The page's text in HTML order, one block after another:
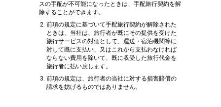
スの手配が不可能になったときは、手配旅行契約を解
除することができます。
前項の規定に基づいて手配旅行契約が解除された
ときは、当社は、旅行者が既にその提供を受けた
旅行サービスの対価として、運送・宿泊機関等に
対して既に支払い、又はこれから支払わなければ
ならない費用を除いて、既に収受した旅行代金を
旅行者に払い戻します。
前項の規定は、旅行者の当社に対する損害賠償の
請求を妨げるものではありません。